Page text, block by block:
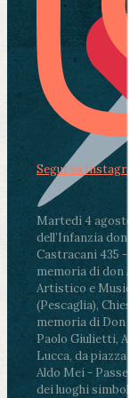
Martedì 4
dell’Infanzia don
Castracani 435 -
memoria di don
Artistico e
(Pescaglia),
memoria di Don
Paolo Giulietti,
Lucca, da piazza
Aldo Mei -
dei luoghi simbolo
Segui su Instagram